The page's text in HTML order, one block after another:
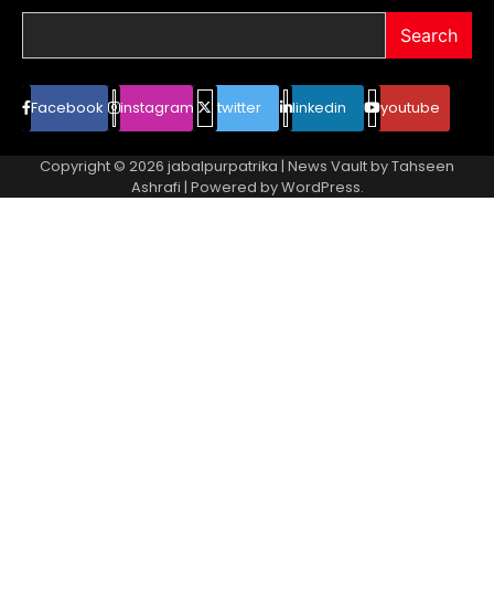
Search
Facebook instagram twitter linkedin youtube
Copyright © 2026 jabalpurpatrika | News Vault byTahseen
Ashrafi | Powered byWordPress.